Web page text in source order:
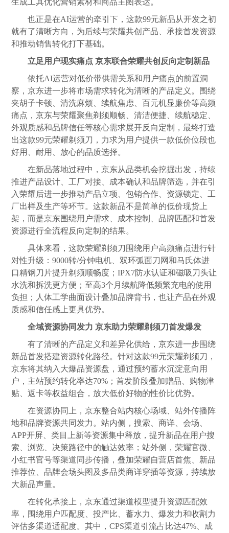
生成工具优化营销素材和商品主图表达。
也正是在AI运营的牵引下，这款99元新品从开发之初
就有了清晰方向，为后续与荣耀共创产品、承接首发资源
和推动销售转化打下基础。
立足用户现实痛点 京东联合荣耀共创反向定制新品
依托AI运营对低价带供需关系和用户痛点的前置洞
察，京东进一步将市场需求转化为清晰的产品定义。围绕
夹胡子卡顿、清洗麻烦、续航焦虑、百元机显廉价等高频
痛点，京东与荣耀聚焦剃须顺畅、清洁便捷、续航稳定、
外观质感和品牌信任等核心需求展开反向定制，最终打造
出这款99元荣耀剃须刀，力求为用户提供一款低价位段也
好用、耐用、放心的品质选择。
在新品落地过程中，京东从品类机会挖掘出发，持续
推进产品设计、工厂对接、成本确认和品牌筛选，并在引
入荣耀后进一步推动产品立项、包销合作、资源锁定、工
厂出样及生产等环节。这款新品不是简单的低价现货上
架，而是京东围绕用户需求、成本控制、品牌匹配和首发
资源进行全流程反向定制的结果。
具体来看，这款荣耀剃须刀围绕用户高频痛点进行针
对性升级：9000转/分钟电机、双环弧面刀网和马氏体进
口精钢刀片提升剃须顺畅度；IPX7防水认证和磁吸刀头让
水洗和拆洗更方便；至高3个月续航降低频繁充电的使用
负担；人体工学曲面设计叠加品牌背书，也让产品在外观
质感和信任感上更具优势。
全域资源协同发力 京东助力荣耀剃须刀首发爆发
有了清晰的产品定义和差异化供给，京东进一步围绕
新品首发搭建资源转化路径。针对这款99元荣耀剃须刀，
京东将其纳入大爆品资源盘，通过预约蓄水沉淀意向用
户，主站预约转化率达70%；首发阶段叠加赠品、购物津
贴、返卡等权益组合，放大低价好物的性价比优势。
在资源协同上，京东整合站内核心场域、站外传播阵
地和品牌资源共同发力。站内侧，搜索、商详、会场、
APP开屏、类目上新等资源集中释放，提升新品在用户搜
索、浏览、决策路径中的触达效率；站外侧，荣耀官微、
小红书官号等渠道同步传播，叠加荣耀自营店首焦、新品
推荐位、品牌会场头图及多品类商详穿插等资源，持续放
大新品声量。
在转化承接上，京东通过渠道模型提升资源匹配效
率，围绕用户匹配度、投产比、蓄水力、爆发力和收割力
评估多渠道适配度。其中，CPS渠道引流占比达47%、成